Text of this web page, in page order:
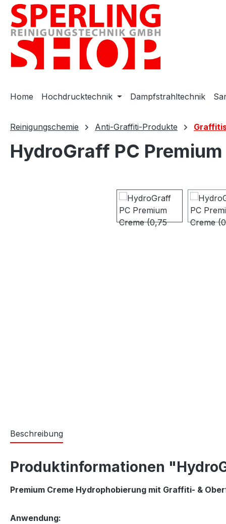
Hauptinhalt springen
Zur Suche springen
Zur Hauptnavigation springen
Home Hochdrucktechnik Dampfstrahltechnik
Reinigungschemie Anti-Graffiti-Produkte
HydroGraff PC
Beschreibung
Produktinformationen
Premium Creme Hydrophobierung mit Graffiti- &
Anwendung: